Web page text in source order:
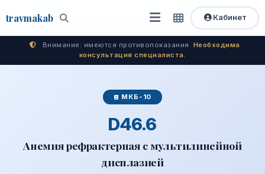
travmakab Поиск
Открыть
меню
Быстрый
доступ
Кабинет
Внимание: имеются противопоказания. Необходима
консультация специалиста.
МКБ-10
D46.6
Анемия рефрактерная с мультилинейной
дисплазией